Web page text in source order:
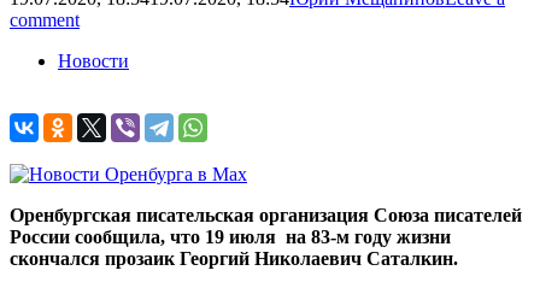
comment
Новости
Оренбургская писательская организация Союза писателей
России сообщила, что 19 июля на 83-м году жизни
скончался прозаик Георгий Николаевич Саталкин.